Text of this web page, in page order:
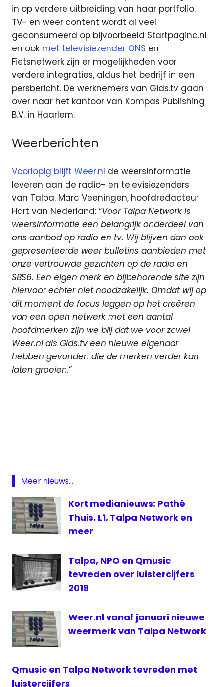
in op verdere uitbreiding van haar portfolio.
TV- en weer content wordt al veel
geconsumeerd op bijvoorbeeld Startpagina.nl
en ook met televisiezender ONS en
Fietsnetwerk zijn er mogelijkheden voor
verdere integraties, aldus het bedrijf in een
persbericht. De werknemers van Gids.tv gaan
over naar het kantoor van Kompas Publishing
B.V. in Haarlem.
Weerberichten
Voorlopig blijft Weer.nl de weersinformatie
leveren aan de radio- en televisiezenders
van Talpa. Marc Veeningen, hoofdredacteur
Hart van Nederland: “Voor Talpa Network is
weersinformatie een belangrijk onderdeel van
ons aanbod op radio en tv. Wij blijven dan ook
gepresenteerde weer bulletins aanbieden met
onze vertrouwde gezichten op de radio en
SBS6. Een eigen merk en bijbehorende site zijn
hiervoor echter niet noodzakelijk. Omdat wij op
dit moment de focus leggen op het creëren
van een open netwerk met een aantal
hoofdmerken zijn we blij dat we voor zowel
Weer.nl als Gids.tv een nieuwe eigenaar
hebben gevonden die de merken verder kan
laten groeien.”
Meer nieuws...
Kort medianieuws: Pathé
Thuis, L1, Talpa Network en
meer
Talpa, NPO en Qmusic
tevreden over luistercijfers
2019
Weer.nl vanaf januari nieuwe
weermerk van Talpa Network
Qmusic en Talpa Network tevreden met
luistercijfers